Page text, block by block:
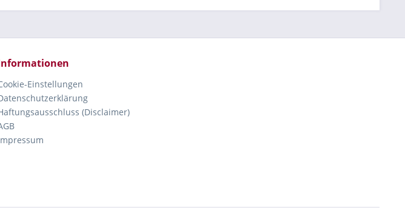
Einstellungen
(Disclaimer)